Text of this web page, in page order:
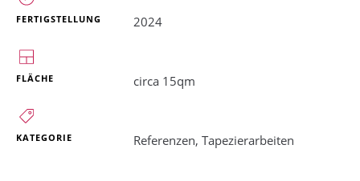
FERTIGSTELLUNG 2024
FLÄCHE circa 15qm
KATEGORIE Referenzen, Tapezierarbeiten